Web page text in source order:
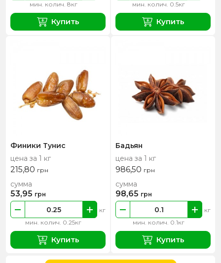
мин. колич. 8кг
Купить
мин. колич. 0.5кг
Купить
Финики Тунис
цена за 1 кг
215,80 грн
мин. колич. 0.25кг
кг
сумма
53,95 грн
Купить
Бадьян
цена за 1 кг
986,50 грн
мин. колич. 0.1кг
кг
сумма
98,65 грн
Купить